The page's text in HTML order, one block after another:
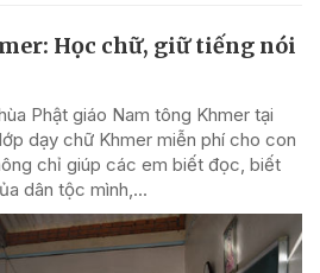
Học chữ, giữ tiếng nói
Phật giáo Nam tông Khmer tại
dạy chữ Khmer miễn phí cho con
chỉ giúp các em biết đọc, biết
dân tộc mình,...